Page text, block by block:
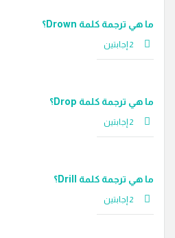
ما هي ترجمة كلمة Drown؟
‫2 إجابتين
ما هي ترجمة كلمة Drop؟
‫2 إجابتين
ما هي ترجمة كلمة Drill؟
‫2 إجابتين